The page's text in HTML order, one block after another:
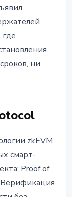
где
ни
zkEVM
смарт-
Proof of
Верификация